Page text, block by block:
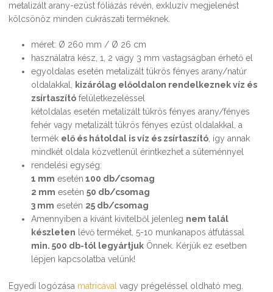
metalizált arany-ezüst fóliázás révén, exkluzív megjelenést
kölcsönöz minden cukrászati terméknek.
méret: Ø 260 mm / Ø 26 cm
használatra kész, 1, 2 vagy 3 mm vastagságban érhető el
egyoldalas esetén metalizált tükrös fényes arany/natúr
oldalakkal,
kizárólag előoldalon rendelkeznek víz és
zsírtaszítófelületkezeléssel
kétoldalas esetén metalizált tükrös fényes arany/fényes
fehér vagy metalizált tükrös fényes ezüst oldalakkal, a
termék elő és hátoldal is víz és zsírtaszító, így annak
mindkét oldala közvetlenül érintkezhet a süteménnyel
rendelési egység:
1 mm esetén 100 db/csomag
2 mm esetén 50 db/csomag
3 mm esetén 25 db/csomag
Amennyiben a kívánt kivitelből jelenleg nem talál
készleten lévő terméket, 5-10 munkanapos átfutással
min. 500 db-tól legyártjukÖnnek. Kérjük ez esetben
lépjen kapcsolatba velünk!
Egyedi logózása matricával vagy prégeléssel oldható meg.